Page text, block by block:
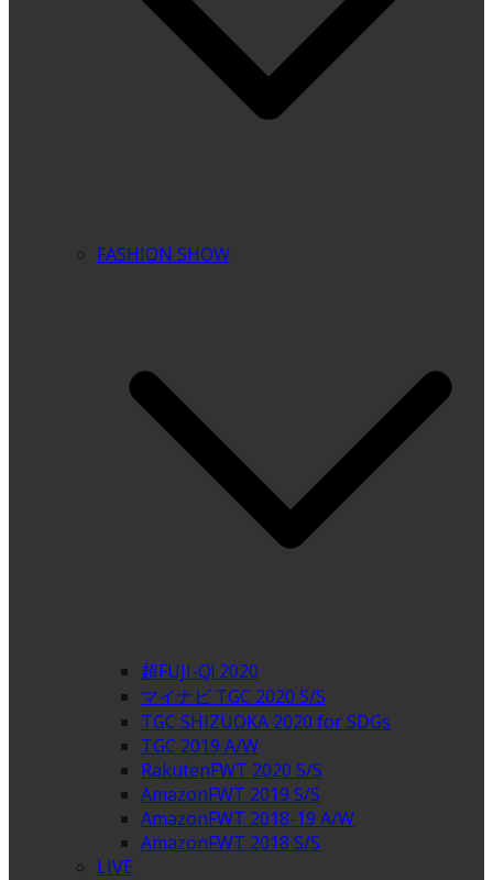
FASHION SHOW
超FUJI-Q! 2020
マイナビ TGC 2020 S/S
TGC SHIZUOKA 2020 for SDGs
TGC 2019 A/W
RakutenFWT 2020 S/S
AmazonFWT 2019 S/S
AmazonFWT 2018-19 A/W
AmazonFWT 2018 S/S
LIVE